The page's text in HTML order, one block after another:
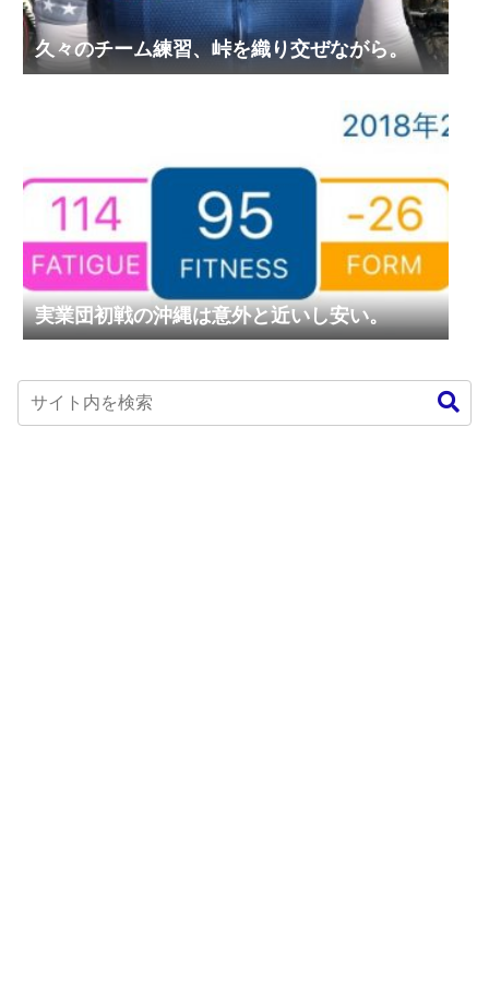
久々のチーム練習、峠を織り交ぜながら。
実業団初戦の沖縄は意外と近いし安い。